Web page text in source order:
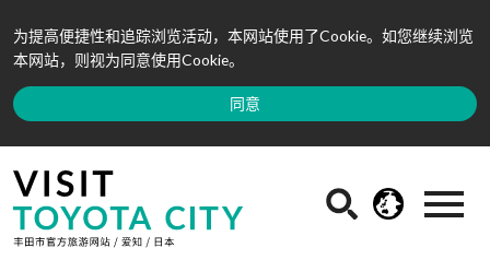
为提高便捷性和追踪浏览活动，本网站使用了Cookie。如您继续浏览
本网站，则视为同意使用Cookie。
同意